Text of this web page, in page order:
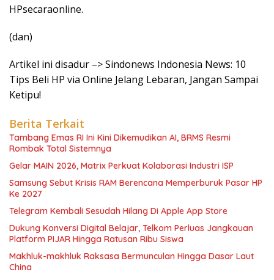
HPsecaraonline.
(dan)
Artikel ini disadur –> Sindonews Indonesia News: 10
Tips Beli HP via Online Jelang Lebaran, Jangan Sampai
Ketipu!
Berita Terkait
Tambang Emas RI Ini Kini Dikemudikan AI, BRMS Resmi
Rombak Total Sistemnya
Gelar MAIN 2026, Matrix Perkuat Kolaborasi Industri ISP
Samsung Sebut Krisis RAM Berencana Memperburuk Pasar HP
Ke 2027
Telegram Kembali Sesudah Hilang Di Apple App Store
Dukung Konversi Digital Belajar, Telkom Perluas Jangkauan
Platform PIJAR Hingga Ratusan Ribu Siswa
Makhluk-makhluk Raksasa Bermunculan Hingga Dasar Laut
China